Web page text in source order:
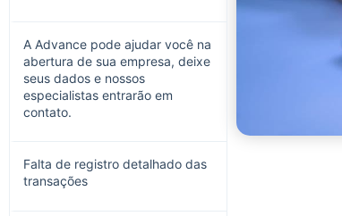
A Advance pode ajudar você na
abertura de sua empresa, deixe
seus dados e nossos
especialistas entrarão em
contato.
Falta de registro detalhado das
transações